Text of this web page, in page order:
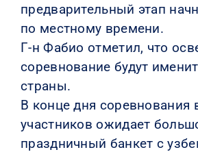
предварительный этап
по местному времени.
Г-н Фабио отметил, что
соревнование будут
страны.
В конце дня соревнования
участников ожидает
праздничный банкет с